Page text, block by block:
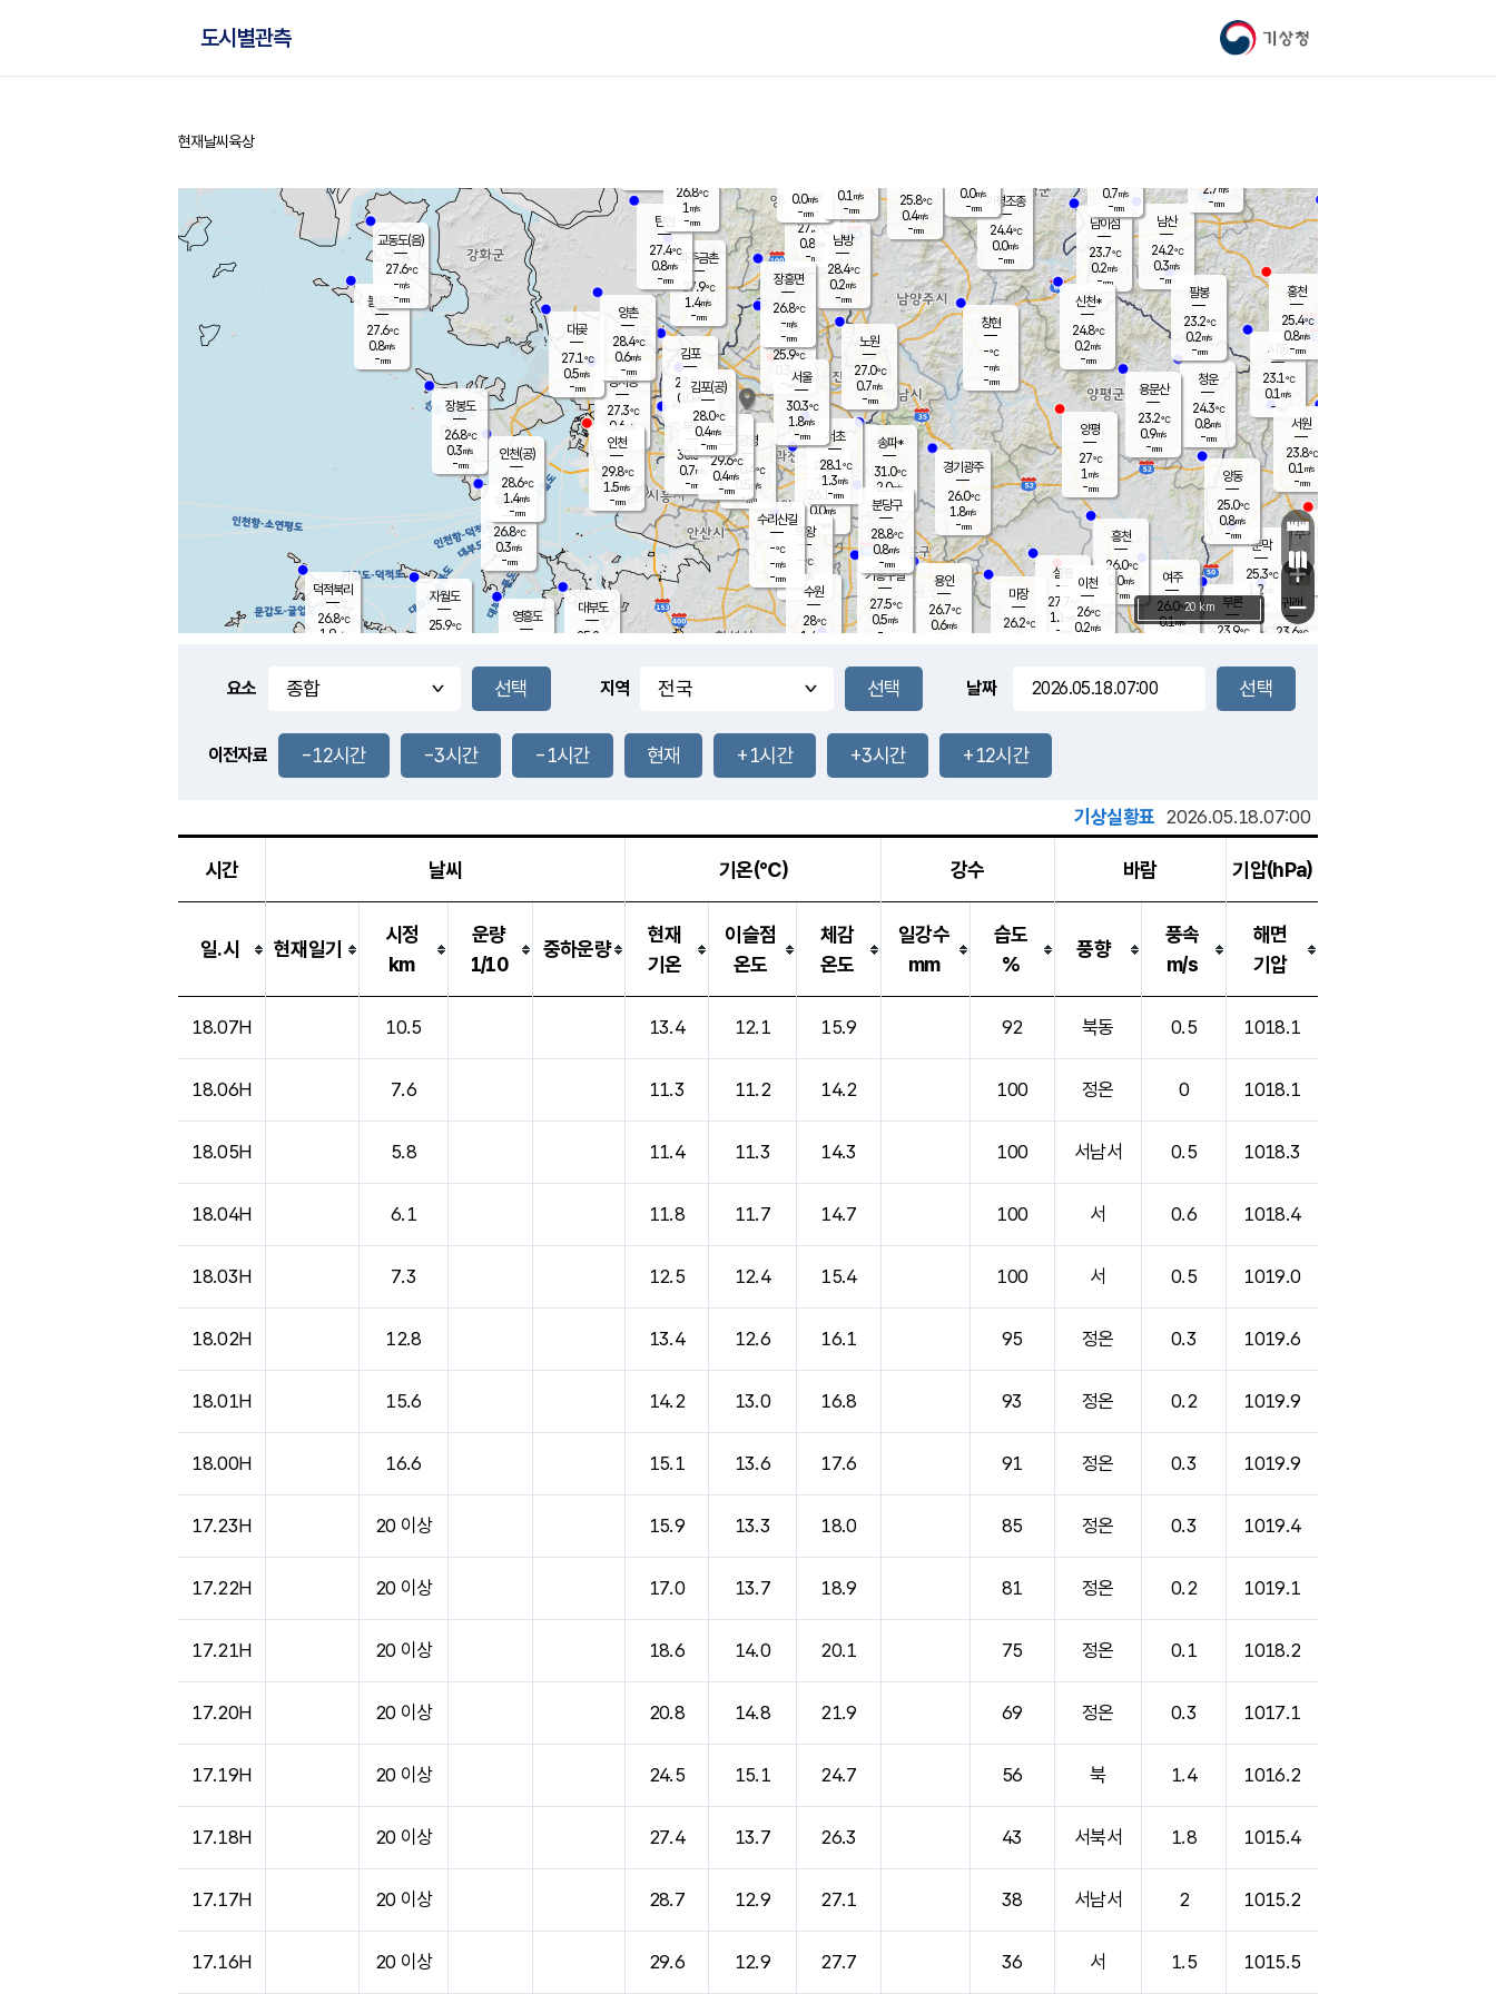
기상청
도시별관측
홈
현재날씨 육상
풍도
0.5m/s
문막
25.3℃
1.2m/s
mm
남이섬
23.7℃
0.2m/s
-mm
무의도
26.8℃
0.3m/s
-mm
영흥도
볼음도
27.6℃
0.8m/s
-mm
자월도
25.9℃
양주
27.3℃
0.8
-mm
부론
23.9℃
과천
26.1℃
0.0m/s
- mm
남산
24.2℃
0.3m/s
-mm
장봉도
26.8℃
0.3m/s
-mm
-mm
청운
24.3℃
0.8m/s
-mm
팔봉
23.2℃
0.2m/s
-mm
-mm
용인
26.7℃
0.6m/s
여주
26.0℃
0.1m/s
양동
25.0℃
0.8m/s
-mm
경기광주
26.0℃
1.8m/s
-mm
장호원
0.7m/s
-mm
26.3
℃
대부도
25.2
-
경서동
27.3℃
0.6 m/s
-mm
파주금촌
27.9℃
1.4m/s
-mm
가평조종
24.4℃
0.0m/s
-mm
25.8℃
0.4m/s
-mm
대곶
27.1℃
0.5m/s
-mm
신천*
24.8℃
0.2m/s
-mm
창현
-℃
-m/s
-mm
탄현
27.4℃
0.8m/s
-mm
0.0m/s
-mm
28.0℃
0.2m/s
-mm
흥천
26.0℃
0.0m/s
-mm
마장
26.2℃
의왕
- ℃
m/s
mm
김포
27.9℃
0.0 m/s
mm
설봉
27.7
1.1
- mm
광명
30.4 ℃
0.5 m/s
-mm
부천
30.3℃
0.7m/s
-mm
-mm
양촌
28.4℃
0.6m/s
-mm
구로
29.6℃
0.4m/s
-mm
은평
25.9℃
0.3 m/s
- mm
노원
27.0℃
0.7m/s
-mm
송파*
31.0℃
2.0m/s
-mm
서초
28.1℃
1.3m/s
-mm
남방
28.4℃
0.2m/s
-mm
기흥구갈
27.5℃
0.5m/s
-
수리산길
-℃
-m/s
-mm
분당구
28.8℃
0.8m/s
-mm
장흥면
26.8℃
-m/s
-mm
0.0m/s
-mm
시동
23.1℃
0.1 m/s
- mm
귀래
23.6℃
서원
23.8℃
0.1 m/s
-mm
용문산
23.2℃
0.9m/s
-mm
덕적북리
26.8℃
1.9m/s
인천(공)
28.6℃
1.4m/s
-mm
김포(공)
28.0℃
0.4m/s
-mm
교동도(음)
27.6℃
-m/s
-mm
홍천
25.4℃
0.8m/s
-mm
이천
26℃
0.2m/s
양평
27℃
1 m/s
-mm
수원
28℃
1.4 m/s
인천
29.8℃
1.5m/s
-mm
서울
30.3℃
1.8m/s
-mm
2.7 m/s
-mm
26.8℃
1 m/s
-mm
0.1 m/s
-mm
+
−
20 km
요소 지역 날짜
이전자료 -12시간 -3시간 -1시간 현재 +1시간 +3시간 +12시간
기상실황표 2026.05.18.07:00
시간 날씨 기온(℃) 강수 바람 기압(hPa)
일.시 현재일기
시정
km
운량
1/10
중하운량
현재
기온
이슬점
온도
체감
온도
일강수
mm
습도
%
풍향
풍속
m/s
해면
기압
18.07H 10.5 13.4 12.1 15.9 92 북동 0.5 1018.1
18.06H 7.6 11.3 11.2 14.2 100 정온 0 1018.1
18.05H 5.8 11.4 11.3 14.3 100 서남서 0.5 1018.3
18.04H 6.1 11.8 11.7 14.7 100 서 0.6 1018.4
18.03H 7.3 12.5 12.4 15.4 100 서 0.5 1019.0
18.02H 12.8 13.4 12.6 16.1 95 정온 0.3 1019.6
18.01H 15.6 14.2 13.0 16.8 93 정온 0.2 1019.9
18.00H 16.6 15.1 13.6 17.6 91 정온 0.3 1019.9
17.23H 20 이상 15.9 13.3 18.0 85 정온 0.3 1019.4
17.22H 20 이상 17.0 13.7 18.9 81 정온 0.2 1019.1
17.21H 20 이상 18.6 14.0 20.1 75 정온 0.1 1018.2
17.20H 20 이상 20.8 14.8 21.9 69 정온 0.3 1017.1
17.19H 20 이상 24.5 15.1 24.7 56 북 1.4 1016.2
17.18H 20 이상 27.4 13.7 26.3 43 서북서 1.8 1015.4
17.17H 20 이상 28.7 12.9 27.1 38 서남서 2 1015.2
17.16H 20 이상 29.6 12.9 27.7 36 서 1.5 1015.5